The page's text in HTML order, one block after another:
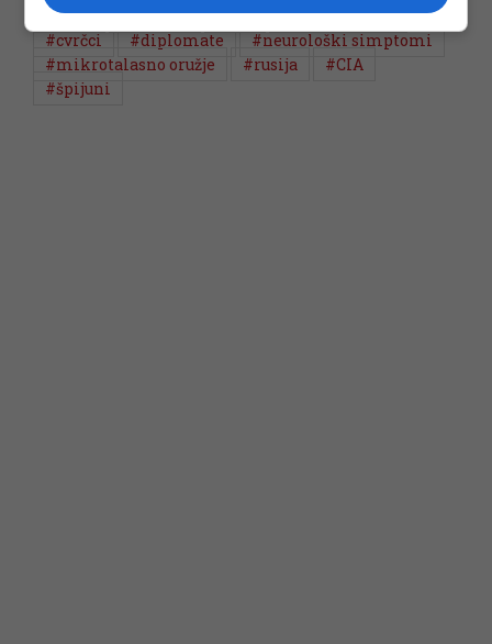
#kuba #havana #sad
#zvučni napad
#cvrčci
#diplomate
#neurološki simptomi
#mikrotalasno oružje
#rusija
#CIA
#špijuni